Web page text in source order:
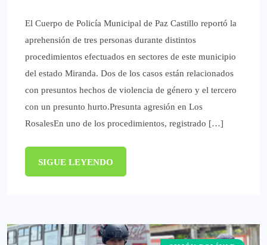
El Cuerpo de Policía Municipal de Paz Castillo reportó la
aprehensión de tres personas durante distintos
procedimientos efectuados en sectores de este municipio
del estado Miranda. Dos de los casos están relacionados
con presuntos hechos de violencia de género y el tercero
con un presunto hurto.‎Presunta agresión en Los
Rosales‎‎En uno de los procedimientos, registrado […]
SIGUE LEYENDO